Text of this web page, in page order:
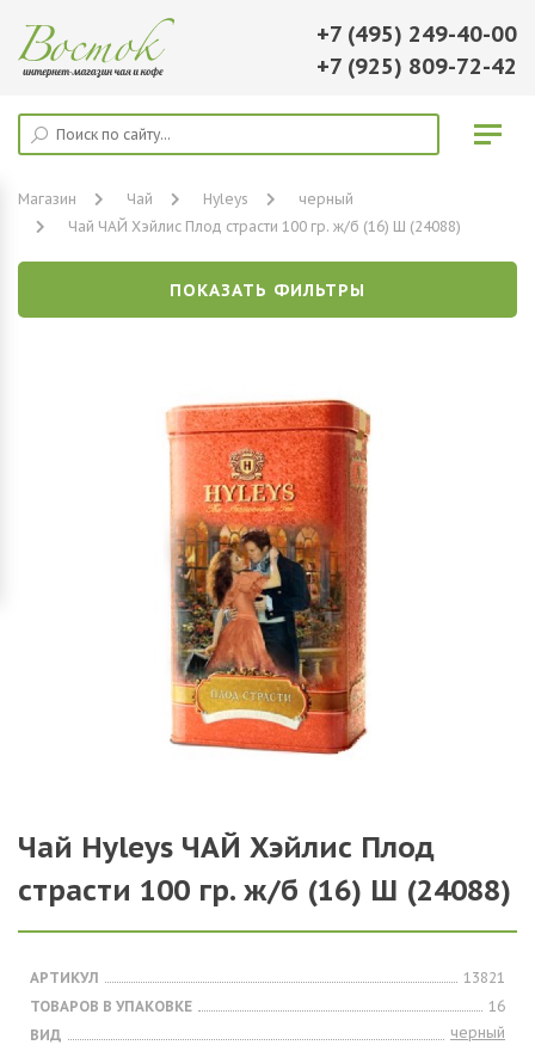
+7 (495) 249-40-00
+7 (925) 809-72-42
Магазин Чай Hyleys
черный
Чай ЧАЙ Хэйлис Плод страсти 100 гр. ж/б (16) Ш (24088)
ПОКАЗАТЬ ФИЛЬТРЫ
Чай Hyleys ЧАЙ Хэйлис Плод
страсти 100 гр. ж/б (16) Ш (24088)
АРТИКУЛ
13821
ТОВАРОВ В УПАКОВКЕ
16
ВИД
черный